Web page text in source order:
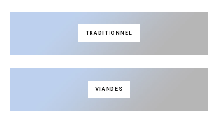
TRADITIONNEL
VIANDES